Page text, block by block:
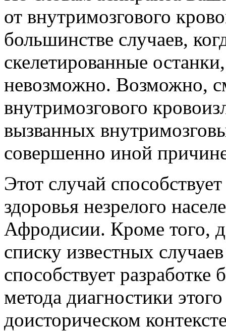
от внутримозгового
большинстве случаев,
скелетированные
невозможно. Возможно,
внутримозгового
вызванных
совершенно иной
Этот случай
здоровья незрелого
Афродисии. Кроме того,
списку известных
способствует разработке
метода диагностики
доисторическом